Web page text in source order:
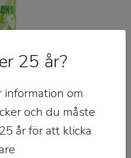
& Äpple
25 år?
om
och du måste
år för att klicka